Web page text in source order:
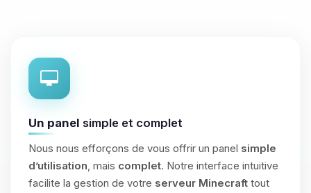
Un panel simple et complet
Nous nous efforçons de vous offrir un panel simple
d’utilisation, mais complet. Notre interface intuitive
facilite la gestion de votre serveur Minecraft tout